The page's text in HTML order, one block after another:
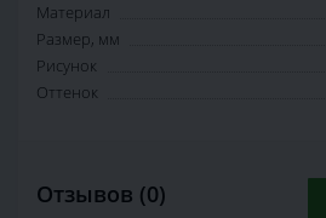
Материал
Размер, мм
Рисунок
Оттенок
Отзывов (0)